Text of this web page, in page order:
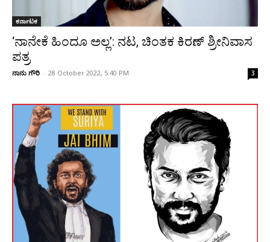
ಕರ್ನಾಟಕ
‘ನಾನೇಕೆ ಹಿಂದೂ ಅಲ್ಲ’: ನಟ, ಚಿಂತಕ ಕಿರಣ್‌ ಶ್ರೀನಿವಾಸ
ಪತ್ರ
ನಾನು ಗೌರಿ - 28 October 2022, 5:40 PM 3